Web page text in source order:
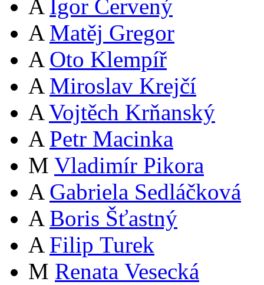
A Igor Červený
A Matěj Gregor
A Oto Klempíř
A Miroslav Krejčí
A Vojtěch Krňanský
A Petr Macinka
M Vladimír Pikora
A Gabriela Sedláčková
A Boris Šťastný
A Filip Turek
M Renata Vesecká